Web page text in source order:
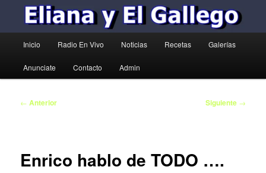
principal
Inicio Radio En Vivo Noticias Recetas Galerías
Anunciate Contacto Admin
Navegación
← Anterior Siguiente →
Enrico hablo de TODO ….